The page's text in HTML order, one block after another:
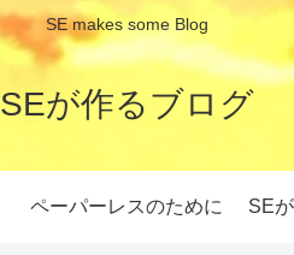
SE makes some Blog
SEが作るブログ
ペーパーレスのために SE